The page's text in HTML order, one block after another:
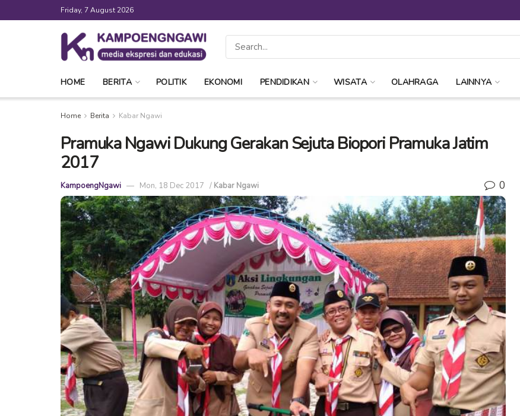
Friday, 7 August 2026
HOME BERITA POLITIK EKONOMI PENDIDIKAN WISATA OLAHRAGA LAINNYA
Home Berita Kabar Ngawi
Pramuka Ngawi Dukung Gerakan Sejuta Biopori Pramuka Jatim
2017
KampoengNgawi Mon, 18 Dec 2017 / Kabar Ngawi 0